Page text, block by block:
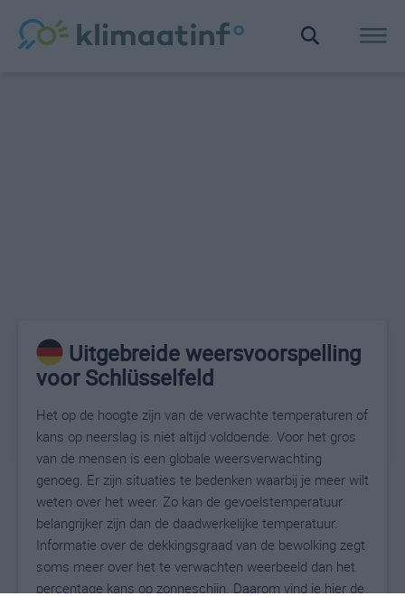
Uitgebreide weersvoorspelling
voor Schlüsselfeld
Het op de hoogte zijn van de verwachte temperaturen of
kans op neerslag is niet altijd voldoende. Voor het gros
van de mensen is een globale weersverwachting
genoeg. Er zijn situaties te bedenken waarbij je meer wilt
weten over het weer. Zo kan de gevoelstemperatuur
belangrijker zijn dan de daadwerkelijke temperatuur.
Informatie over de dekkingsgraad van de bewolking zegt
soms meer over het te verwachten weerbeeld dan het
percentage kans op zonneschijn. Daarom vind je hier de